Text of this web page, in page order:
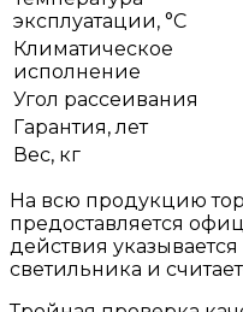
эксплуатации, °С
Климатическое
исполнение
Угол рассеивания
Гарантия, лет
Вес, кг
На всю продукцию
предоставляется
действия указывается
светильника и